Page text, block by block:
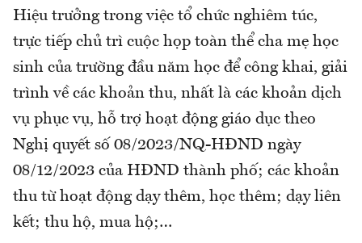
Hiệu trưởng trong việc tổ chức nghiêm túc,
trực tiếp chủ trì cuộc họp toàn thể cha mẹ học
sinh của trường đầu năm học để công khai, giải
trình về các khoản thu, nhất là các khoản dịch
vụ phục vụ, hỗ trợ hoạt động giáo dục theo
Nghị quyết số 08/2023/NQ-HĐND ngày
08/12/2023 của HĐND thành phố; các khoản
thu từ hoạt động dạy thêm, học thêm; dạy liên
kết; thu hộ, mua hộ;…